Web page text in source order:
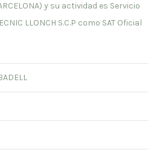
y su actividad es Servicio
LLONCH S.C.P como SAT Oficial